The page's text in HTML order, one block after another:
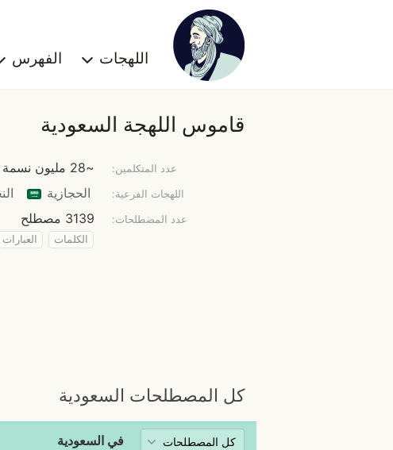
اللهجات الفهرس
قاموس اللهجة السعودية
عدد المتكلمين: ~28 مليون نسمة
اللهجات الفرعية: الحجازية
عدد المصطلحات: 3139 مصطلح
الكلمات العبارات
كل المصطلحات السعودية
في السعودية